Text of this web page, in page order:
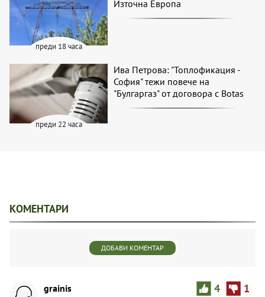
преди 18 часа
Източна Европа
преди 22 часа
Ива Петрова: "Топлофикация -
София" тежи повече на
"Булгаргаз" от договора с Botas
КОМЕНТАРИ
ДОБАВИ КОМЕНТАР
4 1
grainis